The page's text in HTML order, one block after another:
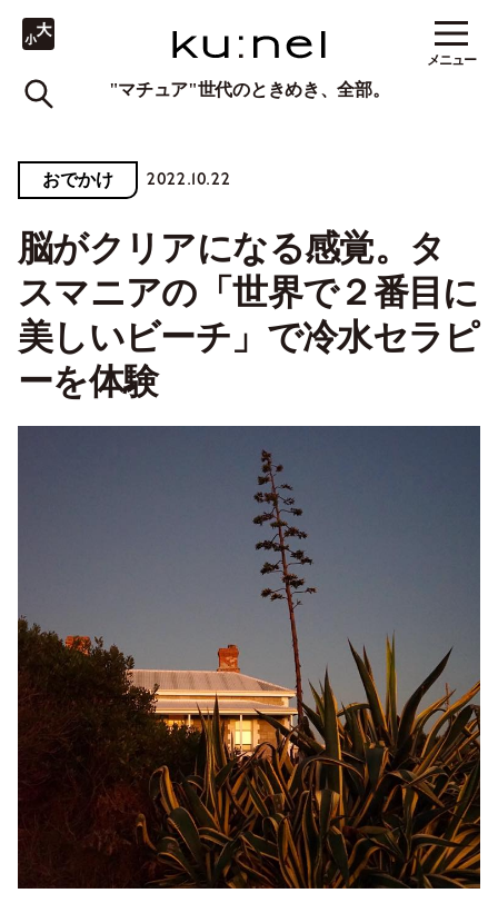
"マチュア"世代のときめき、全部。
メニュー
おでかけ 2022.10.22
脳がクリアになる感覚。タ
スマニアの「世界で２番目に
美しいビーチ」で冷水セラピ
ーを体験